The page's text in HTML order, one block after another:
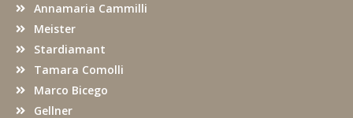
o
Annamaria Cammilli
Meister
Stardiamant
Tamara Comolli
Marco Bicego
Gellner